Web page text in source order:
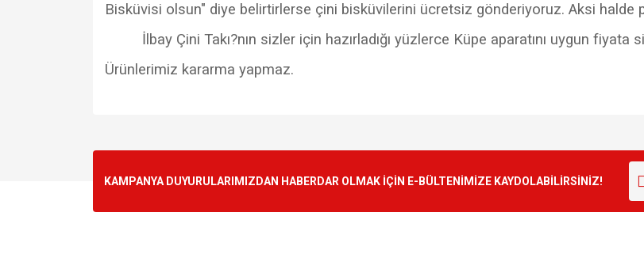
Bisküvisi olsun" diye belirtirlerse çini bisküvilerini ücretsiz gönderiyoruz. Aksi halde
İlbay Çini Takı?nın sizler için hazırladığı yüzlerce Küpe aparatını uygun fiyata
Ürünlerimiz kararma yapmaz.
Ürün resmi kalitesiz, bozuk veya görüntülenemiyor.
KAMPANYA DUYURULARIMIZDAN HABERDAR OLMAK İÇİN E-BÜLTENİMİZE KAYDOLABİLİRSİNİZ!